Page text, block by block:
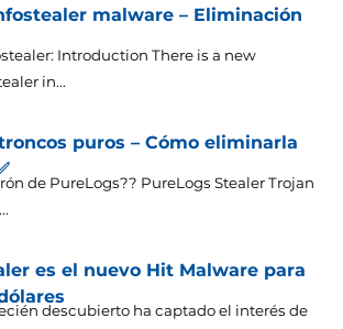
malware – Eliminación
Introduction There is a new
in...
puros – Cómo eliminarla
de PureLogs?? PureLogs Stealer Trojan
.
es el nuevo Hit Malware para
descubierto ha captado el interés de